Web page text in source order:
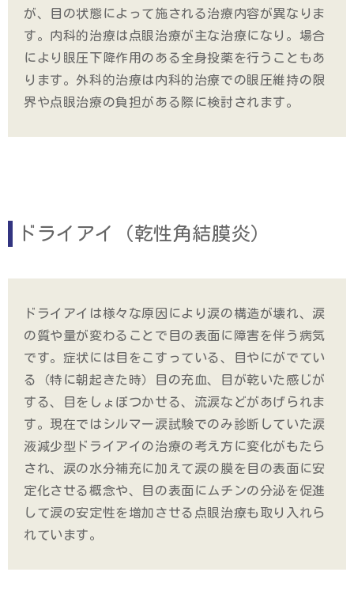
が、目の状態によって施される治療内容が異なりま
す。内科的治療は点眼治療が主な治療になり。場合
により眼圧下降作用のある全身投薬を行うこともあ
ります。外科的治療は内科的治療での眼圧維持の限
界や点眼治療の負担がある際に検討されます。
ドライアイ（乾性角結膜炎）
ドライアイは様々な原因により涙の構造が壊れ、涙
の質や量が変わることで目の表面に障害を伴う病気
です。症状には目をこすっている、目やにがでてい
る（特に朝起きた時）目の充血、目が乾いた感じが
する、目をしょぼつかせる、流涙などがあげられま
す。現在ではシルマー涙試験でのみ診断していた涙
液減少型ドライアイの治療の考え方に変化がもたら
され、涙の水分補充に加えて涙の膜を目の表面に安
定化させる概念や、目の表面にムチンの分泌を促進
して涙の安定性を増加させる点眼治療も取り入れら
れています。